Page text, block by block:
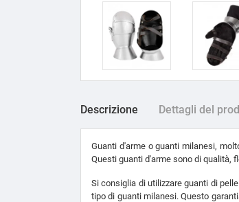
Descrizione Dettagli del
Guanti d'arme o guanti milanesi,
Questi guanti d'arme sono di qualità,
Si consiglia di utilizzare guanti di
tipo di guanti milanesi. Questo